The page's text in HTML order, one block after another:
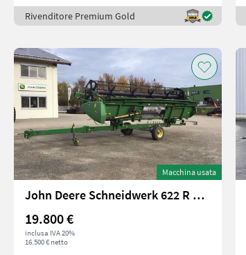
Rivenditore Premium Gold
Macchina usata
John Deere Schneidwerk 622 R mit Flötzinger Schneidwerkswag
19.800 €
inclusa IVA 20%
16.500 € netto